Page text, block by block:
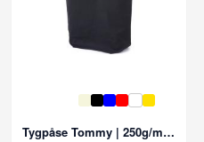
Tygpåse Tommy | 250g/m2 Bomull | Med bälg